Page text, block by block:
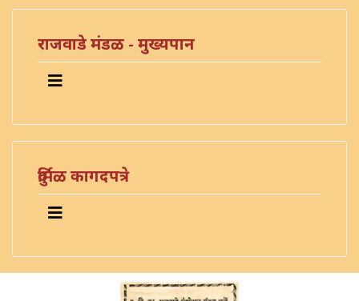
राजवाडे मंडळ - मुख्यपान
दुर्मिळ कागदपत्रे